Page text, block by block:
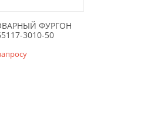
ФУРГОН
3010-50